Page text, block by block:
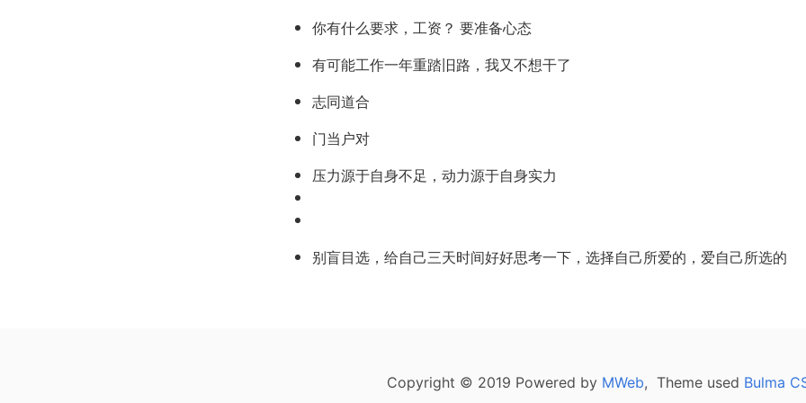
你有什么要求，工资？ 要准备心态
有可能工作一年重踏旧路，我又不想干了
志同道合
门当户对
压力源于自身不足，动力源于自身实力
别盲目选，给自己三天时间好好思考一下，选择自己所爱的，爱自己所选的
Copyright © 2019 Powered by MWeb, Theme used Bulma